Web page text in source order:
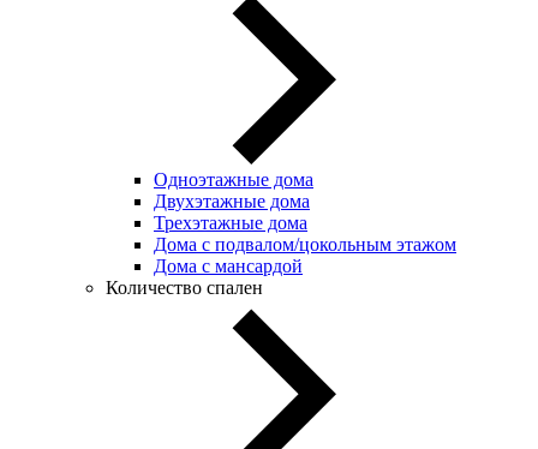
Одноэтажные дома
Двухэтажные дома
Трехэтажные дома
Дома с подвалом/цокольным этажом
Дома с мансардой
Количество спален